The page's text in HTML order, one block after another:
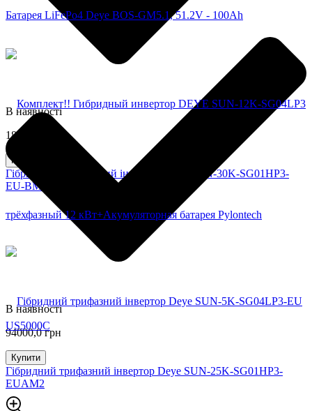
В наявності
189468,0 грн
Купити
Гібридний однофазний інвертор Deye SUN-30K-SG01HP3-
EU-BM3
В наявності
94000,0 грн
Купити
Гібридний трифазний інвертор Deye SUN-25K-SG01HP3-
EUAM2
Батарея LiFePo4 Deye BOS-GM5.1, 51.2V - 100Ah